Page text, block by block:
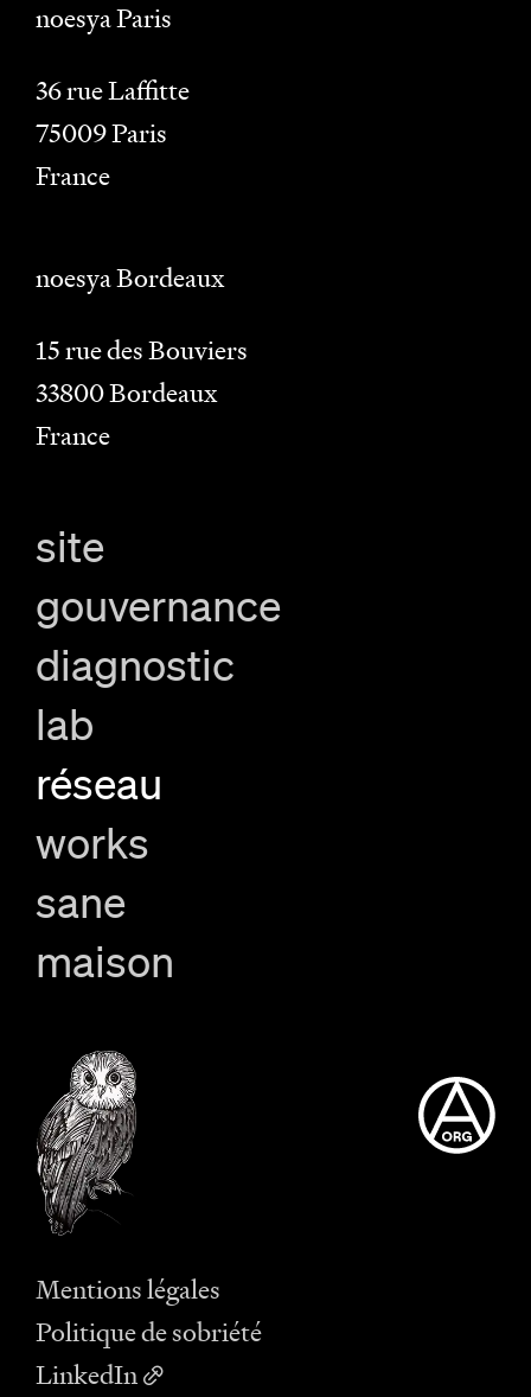
noesya Paris
36 rue Laffitte
75009Paris
France
noesya Bordeaux
15 rue des Bouviers
33800Bordeaux
France
site
gouvernance
diagnostic
lab
réseau
works
sane
maison
Mentions légales
Politique de sobriété
LinkedIn